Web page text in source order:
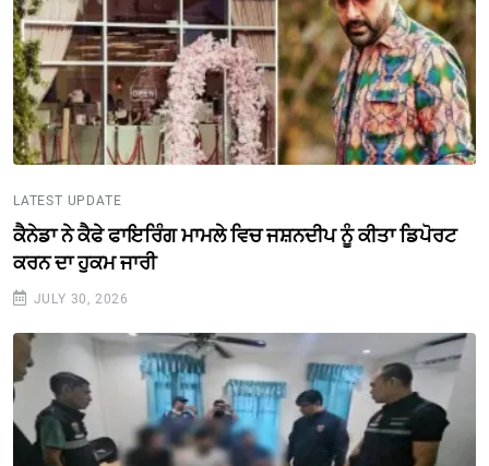
LATEST UPDATE
ਕੈਨੇਡਾ ਨੇ ਕੈਫੇ ਫਾਇਰਿੰਗ ਮਾਮਲੇ ਵਿਚ ਜਸ਼ਨਦੀਪ ਨੂੰ ਕੀਤਾ ਡਿਪੋਰਟ
ਕਰਨ ਦਾ ਹੁਕਮ ਜਾਰੀ
JULY 30, 2026